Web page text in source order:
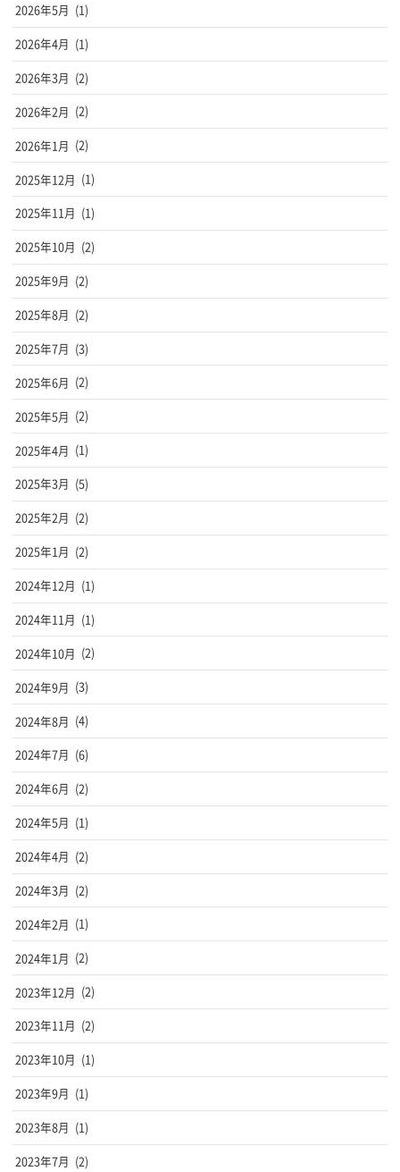
2026年5月 (1)
2026年4月 (1)
2026年3月 (2)
2026年2月 (2)
2026年1月 (2)
2025年12月 (1)
2025年11月 (1)
2025年10月 (2)
2025年9月 (2)
2025年8月 (2)
2025年7月 (3)
2025年6月 (2)
2025年5月 (2)
2025年4月 (1)
2025年3月 (5)
2025年2月 (2)
2025年1月 (2)
2024年12月 (1)
2024年11月 (1)
2024年10月 (2)
2024年9月 (3)
2024年8月 (4)
2024年7月 (6)
2024年6月 (2)
2024年5月 (1)
2024年4月 (2)
2024年3月 (2)
2024年2月 (1)
2024年1月 (2)
2023年12月 (2)
2023年11月 (2)
2023年10月 (1)
2023年9月 (1)
2023年8月 (1)
2023年7月 (2)